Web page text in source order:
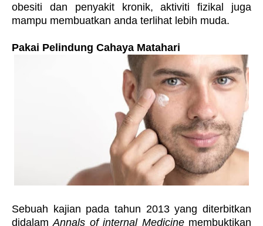
obesiti dan penyakit kronik, aktiviti fizikal juga
mampu membuatkan anda terlihat lebih muda.
Pakai Pelindung Cahaya Matahari
Sebuah kajian pada tahun 2013 yang diterbitkan
didalamAnnals of internal Medicinemembuktikan